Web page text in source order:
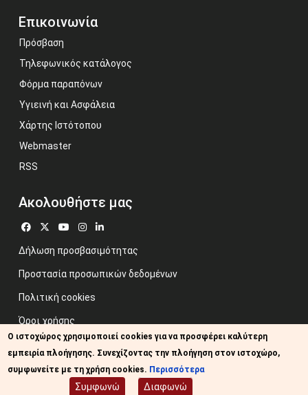
Επικοινωνία
Πρόσβαση
Τηλεφωνικός κατάλογος
Φόρμα παραπόνων
Υγιεινή και Ασφάλεια
Χάρτης Ιστότοπου
Webmaster
RSS
Ακολουθήστε μας
Δήλωση προσβασιμότητας
Προστασία προσωπικών δεδομένων
Πολιτική cookies
Όροι χρήσης
Προηγούμενος ιστότοπος
Image credits: Some designed by Freepik
Ο ιστοχώρος χρησιμοποιεί cookies για να προσφέρει καλύτερη
εμπειρία πλοήγησης. Συνεχίζοντας την πλοήγηση στον ιστοχώρο,
συμφωνείτε με τη χρήση cookies. Περισσότερα
Συμφωνώ Διαφωνώ